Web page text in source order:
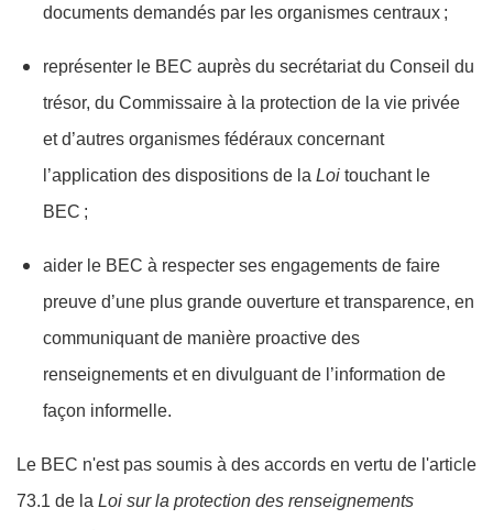
documents demandés par les organismes centraux ;
représenter le BEC auprès du secrétariat du Conseil du
trésor, du Commissaire à la protection de la vie privée
et d’autres organismes fédéraux concernant
l’application des dispositions de la Loi touchant le
BEC ;
aider le BEC à respecter ses engagements de faire
preuve d’une plus grande ouverture et transparence, en
communiquant de manière proactive des
renseignements et en divulguant de l’information de
façon informelle.
Le BEC n'est pas soumis à des accords en vertu de l'article
73.1 de la Loi sur la protection des renseignements